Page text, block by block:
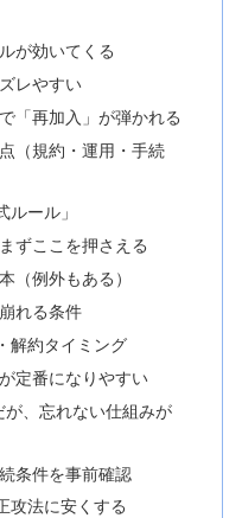
が効いてくる
レやすい
「再加入」が弾かれる
（規約・運用・手続
ール」
ずここを押さえる
（例外もある）
れる条件
解約タイミング
定番になりやすい
、忘れない仕組みが
条件を事前確認
攻法に安くする